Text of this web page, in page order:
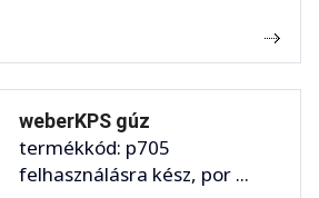
weberKPS gúz
termékkód: p705
felhasználásra kész, por ...